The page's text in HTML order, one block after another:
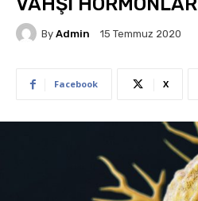
By Admin 15 Temmuz 2020
Facebook X